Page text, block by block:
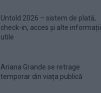
Untold 2026 – sistem de plată,
check-in, acces și alte informații
utile
Ariana Grande se retrage
temporar din viața publică